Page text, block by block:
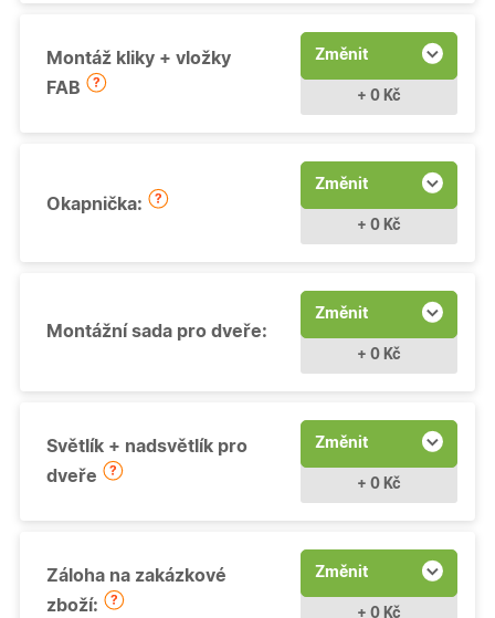
Montáž kliky + vložky
FAB
Změnit
+ 0 Kč
Okapnička:
Změnit
+ 0 Kč
Montážní sada pro dveře:
Změnit
+ 0 Kč
Světlík + nadsvětlík pro
dveře
Změnit
+ 0 Kč
Záloha na zakázkové
zboží:
Změnit
+ 0 Kč